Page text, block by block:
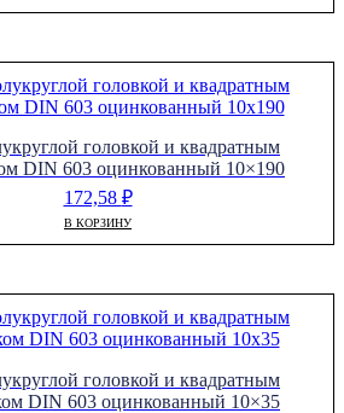
головкой и квадратным
DIN 603 оцинкованный 10×190
172,58 ₽
В КОРЗИНУ
головкой и квадратным
DIN 603 оцинкованный 10×35